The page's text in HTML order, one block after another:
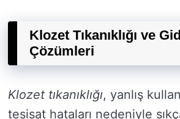
Klozet Tıkanıklığı ve
Çözümleri
Klozet tıkanıklığı, yanlış
tesisat hataları nedeniyle